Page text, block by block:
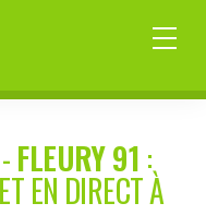
-FLEURY 91 :
EN DIRECT À